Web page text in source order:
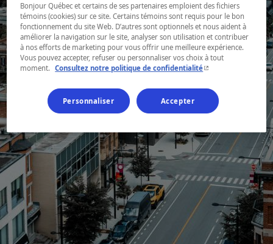
Bonjour Québec et certains de ses partenaires emploient des fichiers
témoins (cookies) sur ce site. Certains témoins sont requis pour le bon
fonctionnement du site Web. D’autres sont optionnels et nous aident à
améliorer la navigation sur le site, analyser son utilisation et contribuer
à nos efforts de marketing pour vous offrir une meilleure expérience.
Vous pouvez accepter, refuser ou personnaliser vos choix à tout
moment.
Consultez notre politique de confidentialité- Cet hyperlien
Personnaliser Accepter